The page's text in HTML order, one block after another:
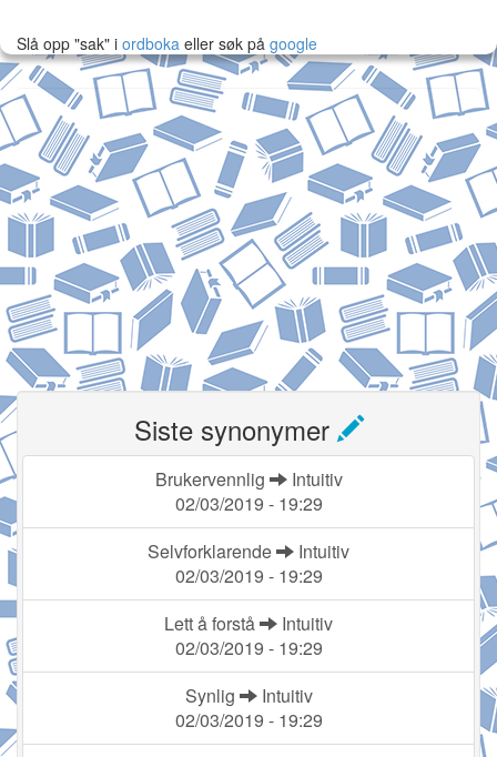
Slå opp "sak" i ordboka eller søk på google
Siste synonymer
Brukervennlig
Intuitiv
02/03/2019 - 19:29
Selvforklarende
Intuitiv
02/03/2019 - 19:29
Lett å forstå
Intuitiv
02/03/2019 - 19:29
Synlig
Intuitiv
02/03/2019 - 19:29